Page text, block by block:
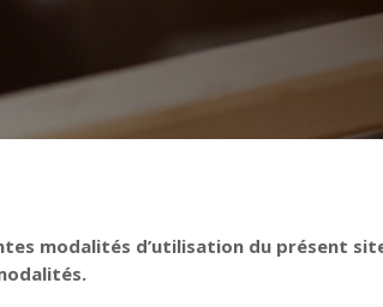
modalités d’utilisation du présent